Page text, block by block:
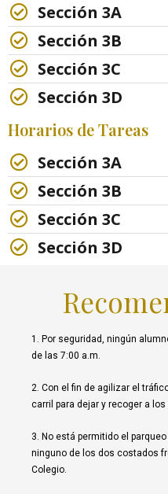
Sección 3A
Sección 3B
Sección 3C
Sección 3D
Horarios de Tareas
Sección 3A
Sección 3B
Sección 3C
Sección 3D
1. Por seguridad, ningún
de las 7:00 a.m.
2. Con el fin de agilizar el
carril para dejar y recoger a los
3. No está permitido el
ninguno de los dos costados
Colegio.